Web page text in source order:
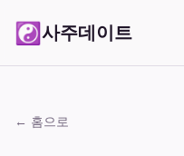
☯사주데이트
← 홈으로